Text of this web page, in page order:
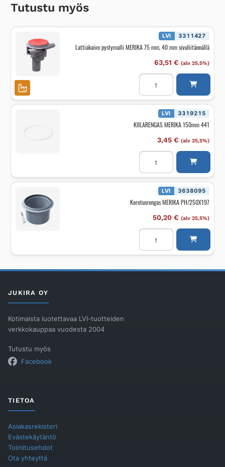
Tutustu myös
LVI 3311427
Lattiakaivo pystymalli MERIKA 75 mm, 40 mm sivuliitännällä
63,51 € (alv 25,5%)
Lattiakaivo
pystymalli
MERIKA
75
mm,
sivuliitännällä
LVI 3319215
KIILARENGAS MERIKA 150mm 441
3,45 € (alv 25,5%)
KIILARENGAS
MERIKA
150mm
441
määrä
LVI 3638095
Korotusrengas MERIKA PH/250X197
50,20 € (alv 25,5%)
Korotusrengas
MERIKA
PH/250X197
määrä
JUKIRA OY
Kotimaista luotettavaa LVI-tuotteiden
verkkokauppaa vuodesta 2004
Tutustu myös
Facebook
TIETOA
Asiakasrekisteri
Evästekäytäntö
Toimitusehdot
Ota yhteyttä